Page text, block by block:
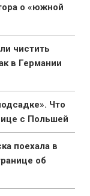
о «южной
чистить
в Германии
Что
с Польшей
поехала в
об